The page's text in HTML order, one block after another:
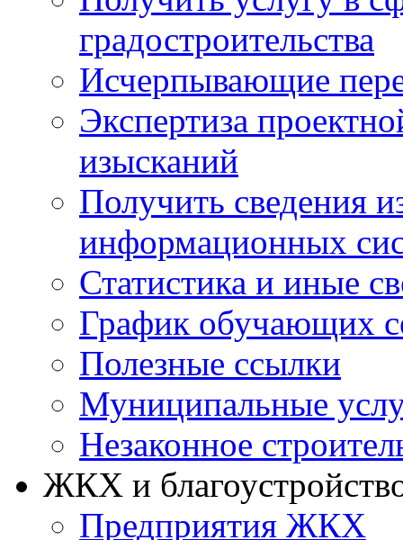
градостроительства
Исчерпывающие
Экспертиза
изысканий
Получить сведения
информационных
Статистика и иные
График обучающих
Полезные ссылки
Муниципальные
Незаконное
ЖКХ и
Предприятия ЖКХ